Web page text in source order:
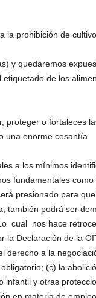
la prohibición de
y quedaremos
de los
proteger o fortaleces
una enorme cesantía.
a los mínimos
fundamentales
presionado para
también podrá ser
cual nos hace
la Declaración de la
derecho a la
(c) la
infantil y otras